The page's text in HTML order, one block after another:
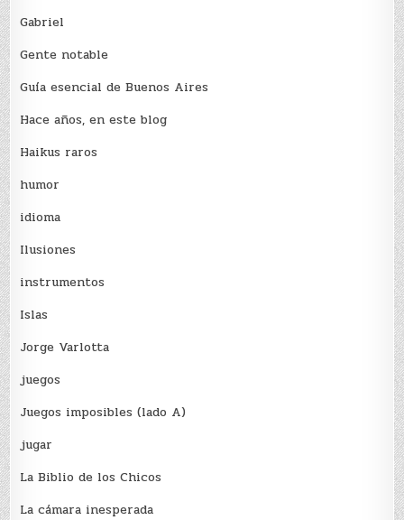
Gabriel
Gente notable
Guía esencial de Buenos Aires
Hace años, en este blog
Haikus raros
humor
idioma
Ilusiones
instrumentos
Islas
Jorge Varlotta
juegos
Juegos imposibles (lado A)
jugar
La Biblio de los Chicos
La cámara inesperada